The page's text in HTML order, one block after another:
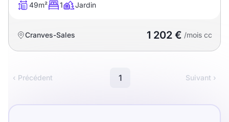
49m² 1 Jardin
Cranves-Sales 1 202 € /mois cc
‹ Précédent 1 Suivant ›